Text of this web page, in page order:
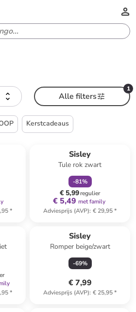
1
Alle filters
Kerstcadeaus
*
Sisley
Tule rok zwart
-81%
€ 5,99regulier
€ 5,49 met family
Adviesprijs (AVP): € 29,95*
*
Sisley
Romper beige/zwart
-69%
€ 7,99
Adviesprijs (AVP): € 25,95*